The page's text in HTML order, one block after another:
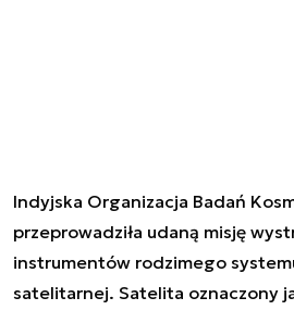
Indyjska Organizacja Badań
przeprowadziła udaną misję
instrumentów rodzimego
satelitarnej. Satelita oznaczony